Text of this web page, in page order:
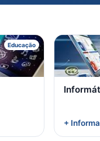
Educação
+